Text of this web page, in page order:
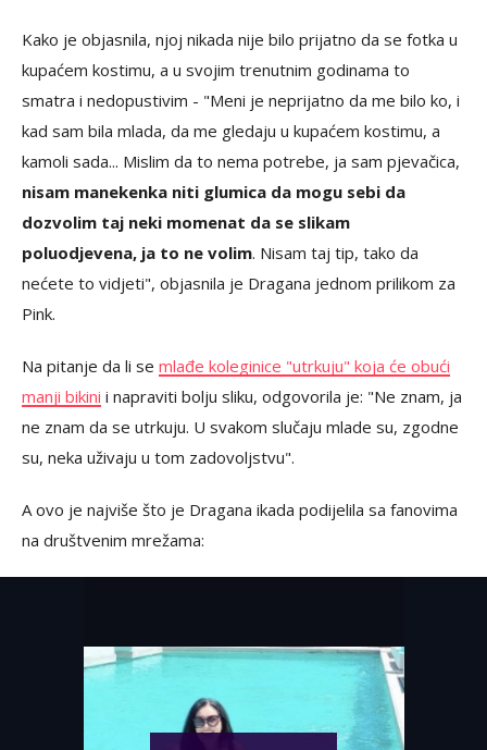
Kako je objasnila, njoj nikada nije bilo prijatno da se fotka u
kupaćem kostimu, a u svojim trenutnim godinama to
smatra i nedopustivim - "Meni je neprijatno da me bilo ko, i
kad sam bila mlada, da me gledaju u kupaćem kostimu, a
kamoli sada... Mislim da to nema potrebe, ja sam pjevačica,
nisam manekenka niti glumica da mogu sebi da
dozvolim taj neki momenat da se slikam
poluodjevena, ja to ne volim. Nisam taj tip, tako da
nećete to vidjeti", objasnila je Dragana jednom prilikom za
Pink.
Na pitanje da li se mlađe koleginice "utrkuju" koja će obući
manji bikini i napraviti bolju sliku, odgovorila je: "Ne znam, ja
ne znam da se utrkuju. U svakom slučaju mlade su, zgodne
su, neka uživaju u tom zadovoljstvu".
A ovo je najviše što je Dragana ikada podijelila sa fanovima
na društvenim mrežama: